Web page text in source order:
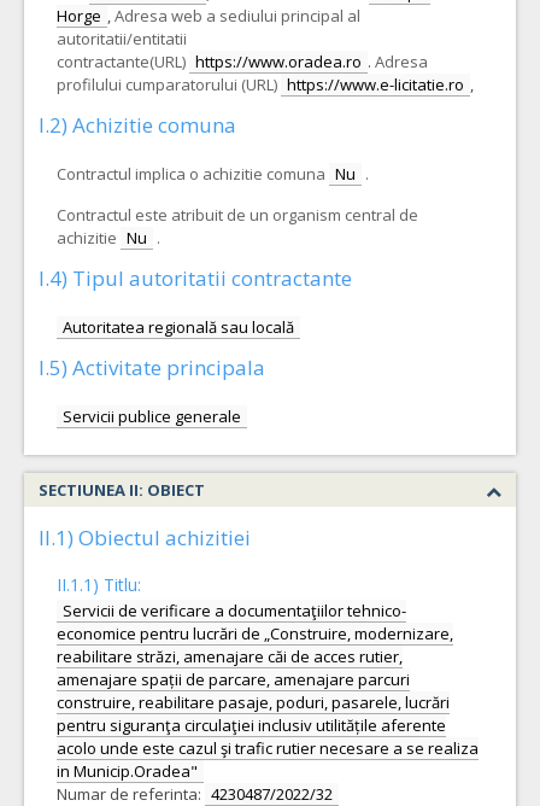
Horge ,Adresa web a sediului principal al
autoritatii/entitatii
contractante(URL) https://www.oradea.ro . Adresa
profilului cumparatorului (URL) https://www.e-licitatie.ro ,
I.2) Achizitie comuna
Contractul implica o achizitie comuna Nu .
Contractul este atribuit de un organism central de
achizitie Nu .
I.4) Tipul autoritatii contractante
Autoritatea regională sau locală
I.5) Activitate principala
Servicii publice generale
SECTIUNEA II: OBIECT
II.1) Obiectul achizitiei
II.1.1) Titlu:
Servicii de verificare a documentaţiilor tehnico-
economice pentru lucrări de „Construire, modernizare,
reabilitare străzi, amenajare căi de acces rutier,
amenajare spații de parcare, amenajare parcuri
construire, reabilitare pasaje, poduri, pasarele, lucrări
pentru siguranţa circulaţiei inclusiv utilitățile aferente
acolo unde este cazul şi trafic rutier necesare a se realiza
in Municip.Oradea"
Numar de referinta: 4230487/2022/32